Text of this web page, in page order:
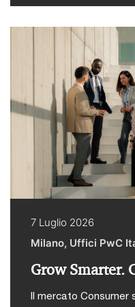
Blockchain & Digital
sull'evoluzione del
finanziarie e mondo
competitivo,
disintermediazione
7 Luglio 2026
Milano, Uffici PwC
Grow Smarter.
Il mercato Consumer